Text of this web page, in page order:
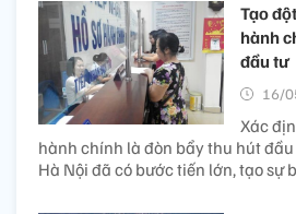
Tạo
hành
đầu tư
16/
Xác
hành chính là đòn bẩy thu hút
Hà Nội đã có bước tiến lớn, tạo sự